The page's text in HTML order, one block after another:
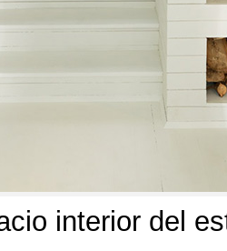
interior del